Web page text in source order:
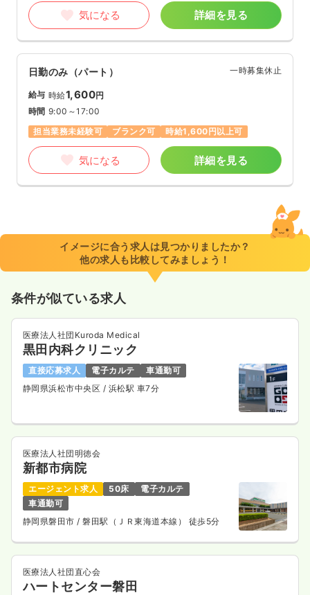
気になる 詳細を見る
日勤のみ（パート） 一時募集休止
給与 時給1,600円
時間 9:00～17:00
担当業務未経験可
ブランク可 時給1,600円以上可
気になる 詳細を見る
イメージに合う求人は見つかりましたか？
他の求人も比較してみましょう！
条件が似ている求人
医療法人社団Kuroda Medical
黒田内科クリニック
直接応募求人 電子カルテ
車通勤可
静岡県浜松市中央区 / 浜松駅 車7分
医療法人社団明徳会
新都市病院
エージェント求人 50床
電子カルテ
車通勤可
静岡県磐田市 / 磐田駅（ＪＲ東海道本線） 徒歩5分
医療法人社団直心会
ハートセンター磐田